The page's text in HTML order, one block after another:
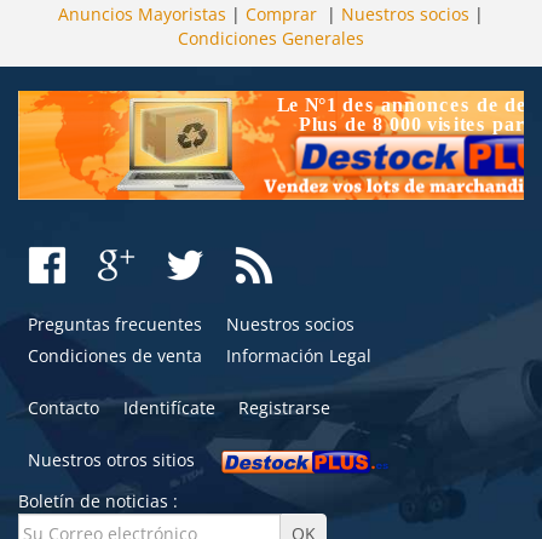
Anuncios Mayoristas | Comprar | Nuestros socios |
Condiciones Generales
Preguntas frecuentes
Nuestros socios
Condiciones de venta
Información Legal
Contacto Identifícate Registrarse
Nuestros otros sitios
Boletín de noticias :